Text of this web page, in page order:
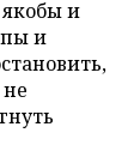
и
и